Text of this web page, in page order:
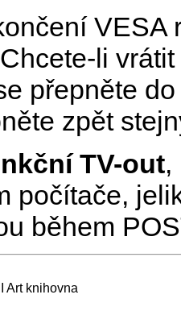
li
přepněte
zpět
TV-out,
počítače,
během
Art knihovna